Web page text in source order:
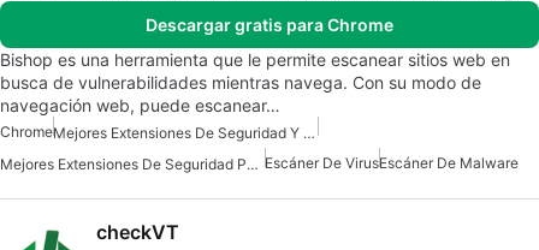
Descargar gratis para Chrome
Bishop es una herramienta que le permite escanear sitios web en
busca de vulnerabilidades mientras navega. Con su modo de
navegación web, puede escanear…
Chrome
Mejores Extensiones De Seguridad Y Privacidad Para Chrome
Mejores Extensiones De Seguridad Para Chrome Escáner De VirusEscáner De Malware
checkVT